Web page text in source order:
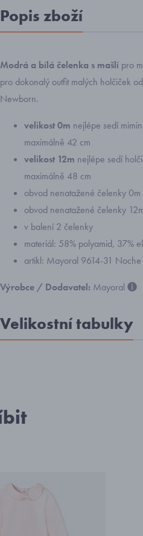
Popis zboží
Modrá a bílá čelenka s mašlí pro
pro dokonalý outfit malých holčiček
Newborn.
velikost 0m nejlépe sedí
maximálně 42 cm
velikost 12m nejlépe sedí
maximálně 48 cm
obvod nenatažené čelenky
obvod nenatažené čelenky
v balení 2 čelenky
materiál: 58% polyamid, 37%
artikl: Mayoral 9614-31 Noche
Výrobce / Dodavatel: Mayoral
Velikostní tabulky